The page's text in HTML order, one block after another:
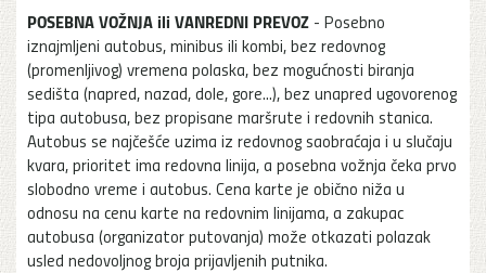
POSEBNA VOŽNJA ili VANREDNI PREVOZ - Posebno
iznajmljeni autobus, minibus ili kombi, bez redovnog
(promenljivog) vremena polaska, bez mogućnosti biranja
sedišta (napred, nazad, dole, gore...), bez unapred ugovorenog
tipa autobusa, bez propisane maršrute i redovnih stanica.
Autobus se najčešće uzima iz redovnog saobraćaja i u slučaju
kvara, prioritet ima redovna linija, a posebna vožnja čeka prvo
slobodno vreme i autobus. Cena karte je obično niža u
odnosu na cenu karte na redovnim linijama, a zakupac
autobusa (organizator putovanja) može otkazati polazak
usled nedovoljnog broja prijavljenih putnika.